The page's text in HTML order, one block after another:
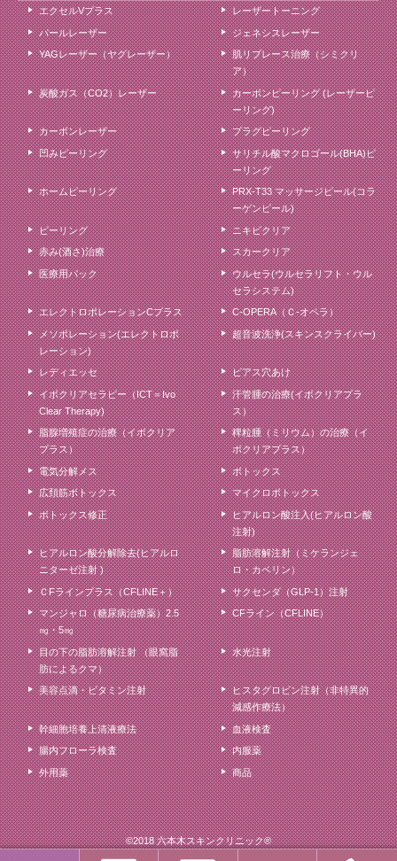
エクセルVプラス レーザートーニング
パールレーザー ジェネシスレーザー
YAGレーザー（ヤグレーザー）
肌リプレース治療（シミクリ
ア）
炭酸ガス（CO2）レーザー
カーボンピーリング (レーザーピ
ーリング)
カーボンレーザー プラグピーリング
凹みピーリング
サリチル酸マクロゴール(BHA)ピ
ーリング
ホームピーリング
PRX-T33 マッサージピール(コラ
ーゲンピール)
ピーリング ニキビクリア
赤み(酒さ)治療 スカークリア
医療用パック
ウルセラ(ウルセラリフト・ウル
セラシステム)
エレクトロポレーションCプラス C-OPERA（Ｃ-オペラ）
メソポレーション(エレクトロポ
レーション)
超音波洗浄(スキンスクライバー)
レディエッセ ピアス穴あけ
イボクリアセラピー（ICT＝Ivo
Clear Therapy)
汗管腫の治療(イボクリアプラ
ス）
脂腺増殖症の治療（イボクリア
プラス）
稗粒腫（ミリウム）の治療（イ
ボクリアプラス）
電気分解メス ボトックス
広頚筋ボトックス マイクロボトックス
ボトックス修正
ヒアルロン酸注入(ヒアルロン酸
注射)
ヒアルロン酸分解除去(ヒアルロ
ニターゼ注射 )
脂肪溶解注射（ミケランジェ
ロ・カベリン）
ＣFラインプラス（CFLINE＋） サクセンダ（GLP-1）注射
マンジャロ（糖尿病治療薬）2.5
㎎・5㎎
CFライン（CFLINE）
目の下の脂肪溶解注射 （眼窩脂
肪によるクマ）
水光注射
美容点滴・ビタミン注射
ヒスタグロビン注射（非特異的
減感作療法）
幹細胞培養上清液療法 血液検査
腸内フローラ検査 内服薬
外用薬 商品
©2018 六本木スキンクリニック®